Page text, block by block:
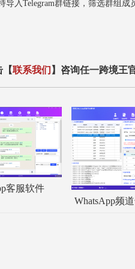
导入Telegram群链接，筛选群组
【联系我们 】咨询任一跨境王
客服软件
WhatsApp频